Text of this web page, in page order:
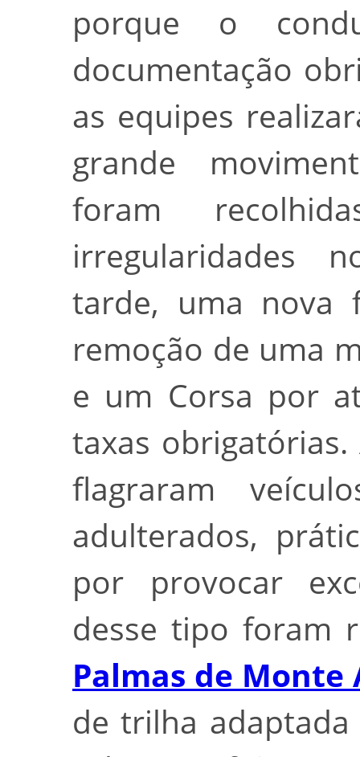
porque o
documentação
as equipes
grande
foram
irregularidades
tarde, uma nova
remoção de uma
e um Corsa por
taxas
flagraram
adulterados,
por provocar
desse tipo foram
Palmas de Monte
de trilha